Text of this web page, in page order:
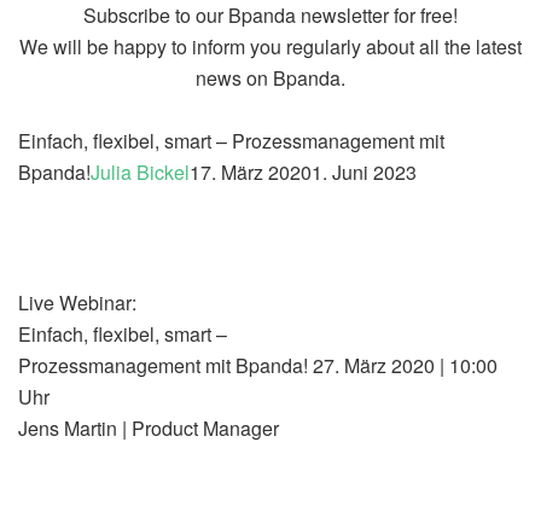
Subscribe to our Bpanda newsletter for free!
We will be happy to inform you regularly about all the latest
news on Bpanda.
Einfach, flexibel, smart – Prozessmanagement mit
Bpanda!Julia Bickel17. März 20201. Juni 2023
Live Webinar:
Einfach, flexibel, smart –
Prozessmanagement mit Bpanda! 27. März 2020 | 10:00
Uhr
Jens Martin | Product Manager